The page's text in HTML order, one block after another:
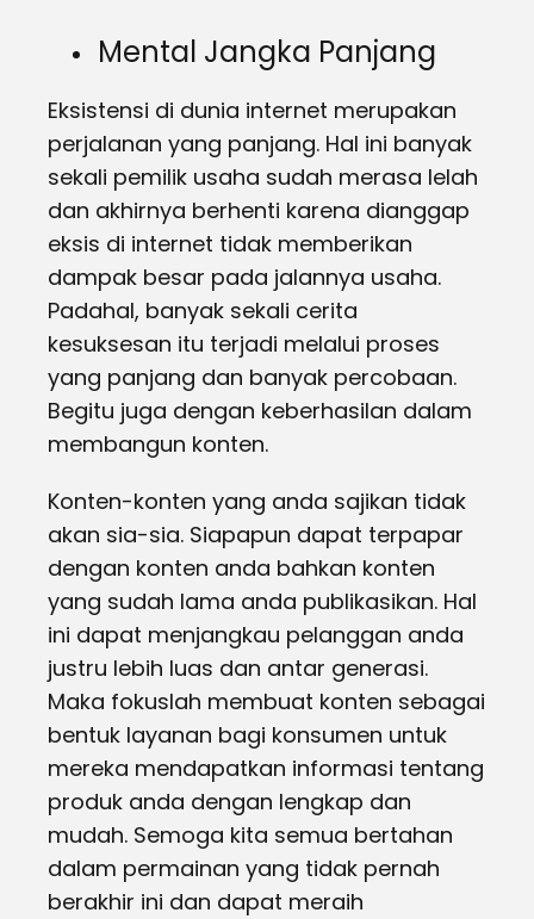
Mental Jangka Panjang
Eksistensi di dunia internet merupakan
perjalanan yang panjang. Hal ini banyak
sekali pemilik usaha sudah merasa lelah
dan akhirnya berhenti karena dianggap
eksis di internet tidak memberikan
dampak besar pada jalannya usaha.
Padahal, banyak sekali cerita
kesuksesan itu terjadi melalui proses
yang panjang dan banyak percobaan.
Begitu juga dengan keberhasilan dalam
membangun konten.
Konten-konten yang anda sajikan tidak
akan sia-sia. Siapapun dapat terpapar
dengan konten anda bahkan konten
yang sudah lama anda publikasikan. Hal
ini dapat menjangkau pelanggan anda
justru lebih luas dan antar generasi.
Maka fokuslah membuat konten sebagai
bentuk layanan bagi konsumen untuk
mereka mendapatkan informasi tentang
produk anda dengan lengkap dan
mudah. Semoga kita semua bertahan
dalam permainan yang tidak pernah
berakhir ini dan dapat meraih